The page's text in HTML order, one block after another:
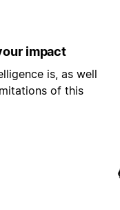
impact
is, as well
of this